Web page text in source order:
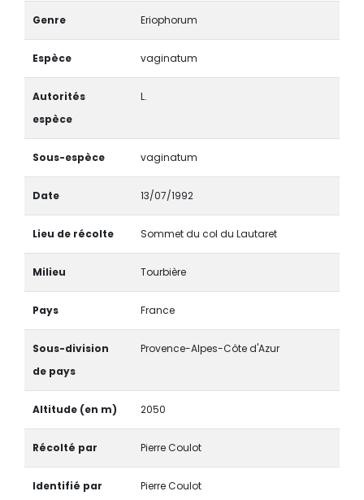
Genre Eriophorum
Espèce vaginatum
Autorités
espèce
L.
Sous-espèce vaginatum
Date 13/07/1992
Lieu de récolte Sommet du col du Lautaret
Milieu Tourbière
Pays France
Sous-division
de pays
Provence-Alpes-Côte d'Azur
Altitude (en m) 2050
Récolté par Pierre Coulot
Identifié par Pierre Coulot